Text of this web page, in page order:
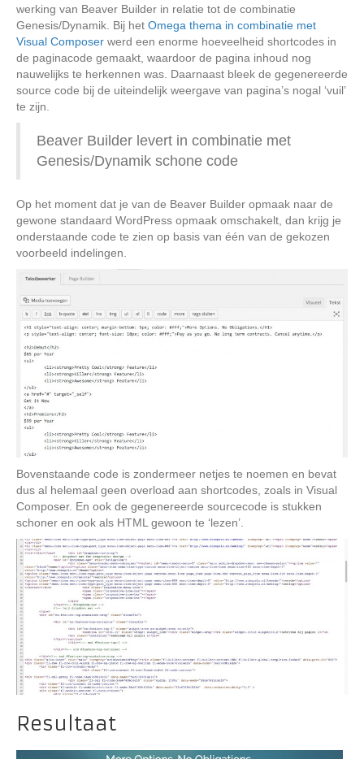
werking van Beaver Builder in relatie tot de combinatie
Genesis/Dynamik. Bij het Omega thema in combinatie met
Visual Composer werd een enorme hoeveelheid shortcodes in
de paginacode gemaakt, waardoor de pagina inhoud nog
nauwelijks te herkennen was. Daarnaast bleek de gegenereerde
source code bij de uiteindelijk weergave van pagina’s nogal ‘vuil’
te zijn.
Beaver Builder levert in combinatie met
Genesis/Dynamik schone code
Op het moment dat je van de Beaver Builder opmaak naar de
gewone standaard WordPress opmaak omschakelt, dan krijg je
onderstaande code te zien op basis van één van de gekozen
voorbeeld indelingen.
Bovenstaande code is zondermeer netjes te noemen en bevat
dus al helemaal geen overload aan shortcodes, zoals in Visual
Composer. En ook de gegenereerde sourcecode is stukken
schoner en ook als HTML gewoon te ‘lezen’.
Resultaat